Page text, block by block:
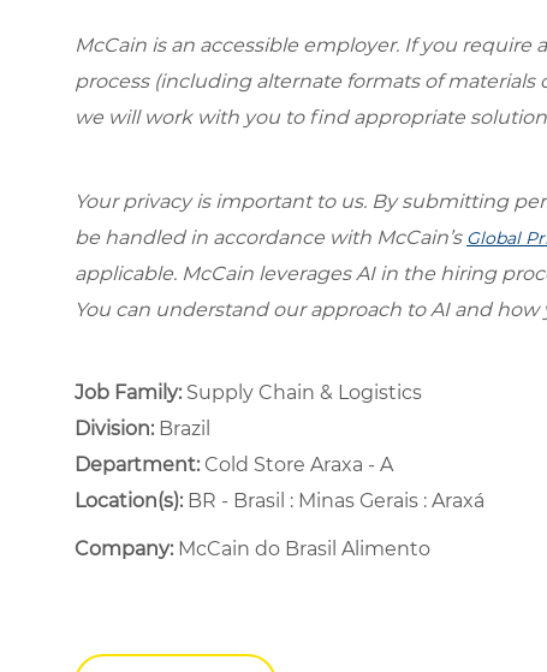
McCain is an accessible employer. If you
process (including alternate formats of materials
we will work with you to find appropriate
Your privacy is important to us. By submitting
be handled in accordance with McCain’s Global
applicable. McCain leverages AI in the hiring
You can understand our approach to AI and
Job Family: Supply Chain & Logistics
Division: Brazil
Department: ​ Cold Store Araxa - A ​
Location(s):BR - Brasil : Minas Gerais : Araxá
Company: McCain do Brasil Alimento